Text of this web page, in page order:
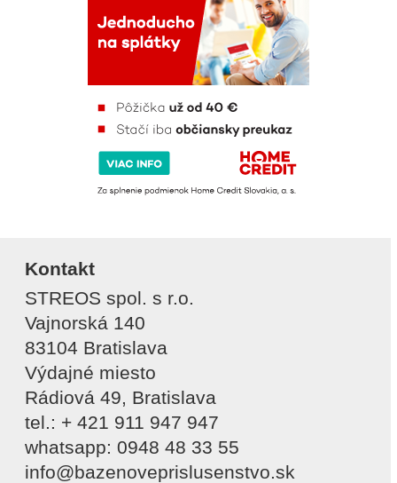
Kontakt
STREOS spol. s r.o.
Vajnorská 140
83104 Bratislava
Výdajné miesto
Rádiová 49, Bratislava
tel.: + 421 911 947 947
whatsapp: 0948 48 33 55
info@bazenoveprislusenstvo.sk